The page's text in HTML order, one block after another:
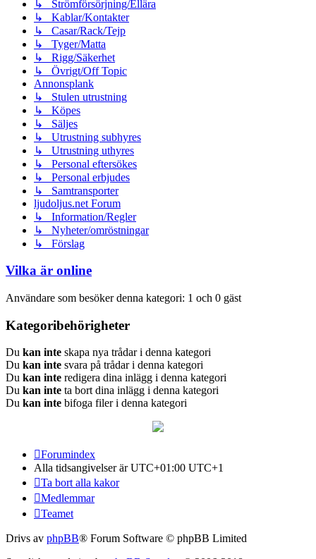
↳ Strömförsörjning/Ellära
↳ Kablar/Kontakter
↳ Casar/Rack/Tejp
↳ Tyger/Matta
↳ Rigg/Säkerhet
↳ Övrigt/Off Topic
Annonsplank
↳ Stulen utrustning
↳ Köpes
↳ Säljes
↳ Utrustning subhyres
↳ Utrustning uthyres
↳ Personal eftersökes
↳ Personal erbjudes
↳ Samtransporter
ljudoljus.net Forum
↳ Information/Regler
↳ Nyheter/omröstningar
↳ Förslag
Vilka är online
Användare som besöker denna kategori: 1 och 0 gäst
Kategoribehörigheter
Du kan inte skapa nya trådar i denna kategori
Du kan inte svara på trådar i denna kategori
Du kan inte redigera dina inlägg i denna kategori
Du kan inte ta bort dina inlägg i denna kategori
Du kan inte bifoga filer i denna kategori
Forumindex
Alla tidsangivelser är UTC+01:00 UTC+1
Ta bort alla kakor
Medlemmar
Teamet
Drivs av phpBB® Forum Software © phpBB Limited